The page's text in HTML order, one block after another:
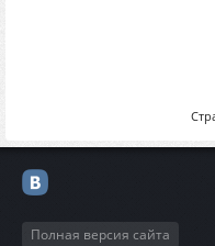
Полная версия сайта